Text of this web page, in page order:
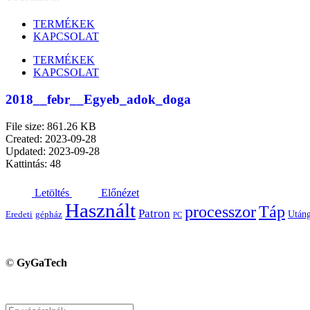
TERMÉKEK
KAPCSOLAT
TERMÉKEK
KAPCSOLAT
2018__febr__Egyeb_adok_doga
File size: 861.26 KB
Created: 2023-09-28
Updated: 2023-09-28
Kattintás: 48
Letöltés Előnézet
Eredeti gépház Használt Patron PC processzorTáp
© GyGaTech